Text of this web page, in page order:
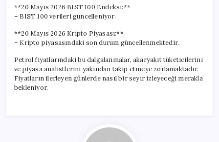
**20 Mayıs 2026 BIST 100 Endeksi:**
– BIST 100 verileri güncelleniyor.
**20 Mayıs 2026 Kripto Piyasası:**
– Kripto piyasasındaki son durum güncellenmektedir.
Petrol fiyatlarındaki bu dalgalanmalar, akaryakıt tüketicilerini
ve piyasa analistlerini yakından takip etmeye zorlamaktadır.
Fiyatların ilerleyen günlerde nasıl bir seyir izleyeceği merakla
bekleniyor.